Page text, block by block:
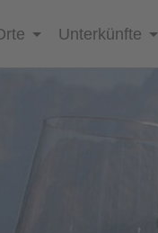
Unterkünfte